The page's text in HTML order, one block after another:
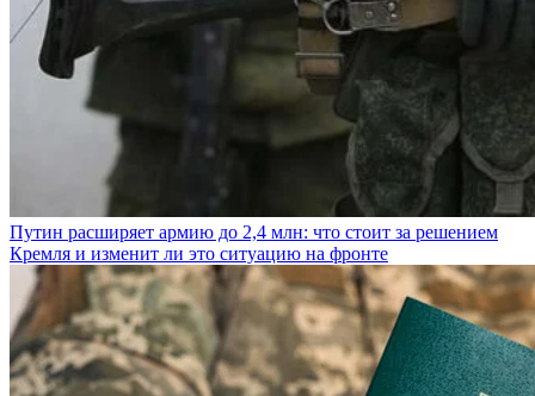
Путин расширяет армию до 2,4 млн: что стоит за решением
Кремля и изменит ли это ситуацию на фронте